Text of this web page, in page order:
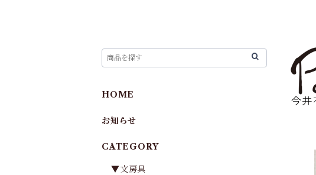
HOME
お知らせ
CATEGORY
▼文房具